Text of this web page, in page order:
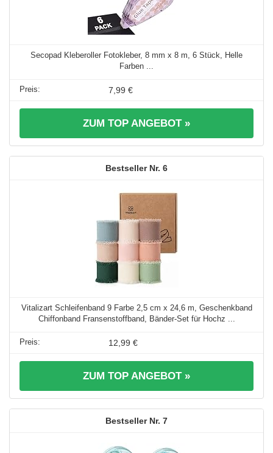
Secopad Kleberoller Fotokleber, 8 mm x 8 m, 6 Stück, Helle
Farben ...
7,99 €
ZUM TOP ANGEBOT »
6
Vitalizart Schleifenband 9 Farbe 2,5 cm x 24,6 m, Geschenkband
Chiffonband Fransenstoffband, Bänder-Set für Hochz ...
12,99 €
ZUM TOP ANGEBOT »
7